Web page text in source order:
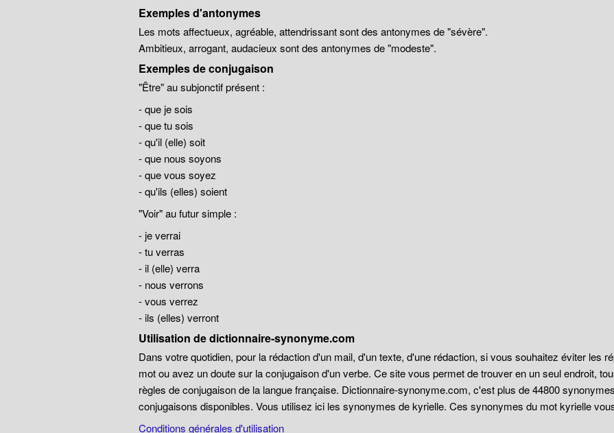
Exemples d'antonymes
Les mots affectueux, agréable, attendrissant sont des antonymes de "sévère".
Ambitieux, arrogant, audacieux sont des antonymes de "modeste".
Exemples de conjugaison
"Être" au subjonctif présent :
- que je sois
- que tu sois
- qu'il (elle) soit
- que nous soyons
- que vous soyez
- qu'ils (elles) soient
"Voir" au futur simple :
- je verrai
- tu verras
- il (elle) verra
- nous verrons
- vous verrez
- ils (elles) verront
Utilisation de dictionnaire-synonyme.com
Dans votre quotidien, pour la rédaction d'un mail, d'un texte, d'une rédaction, si vous souhaitez éviter les
mot ou avez un doute sur la conjugaison d'un verbe. Ce site vous permet de trouver en un seul endroit,
règles de conjugaison de la langue française. Dictionnaire-synonyme.com, c'est plus de 44800
conjugaisons disponibles. Vous utilisez ici les synonymes de kyrielle. Ces synonymes du mot kyrielle
Conditions générales d'utilisation